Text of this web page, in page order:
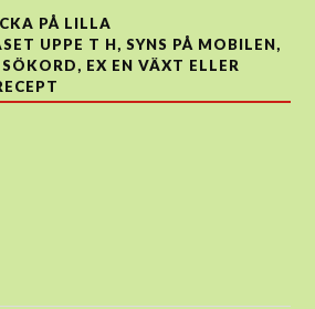
PÅ LILLA
UPPE T H, SYNS PÅ MOBILEN,
EX EN VÄXT ELLER